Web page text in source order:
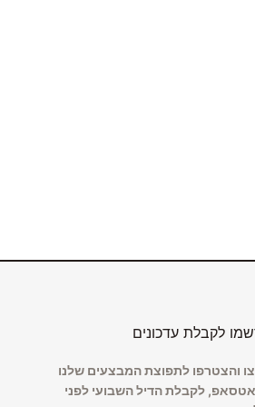
לקבלת עדכונים
והצטרפו לתפוצת המבצעים שלנו
לקבלת הדיל השבועי לפני